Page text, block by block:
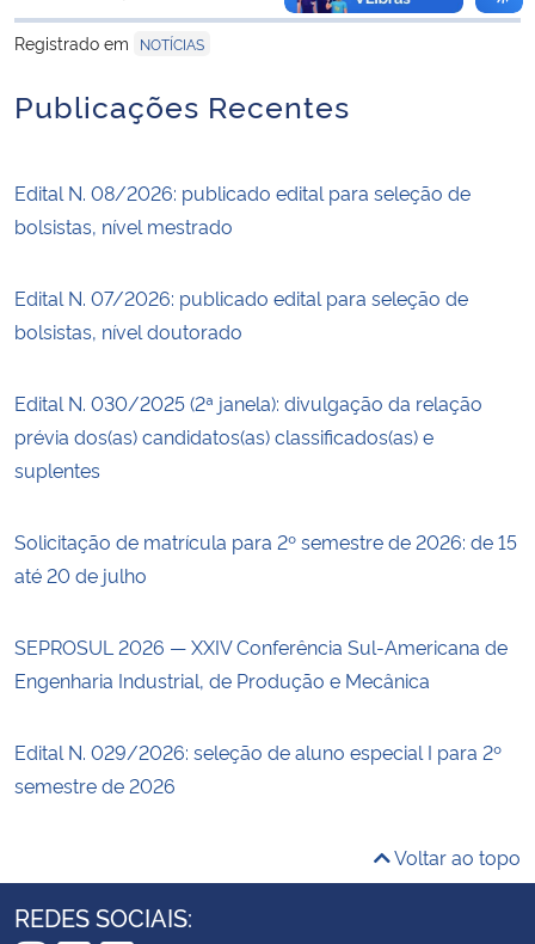
para área de
Registrado em
NOTÍCIAS
Publicações Recentes
Edital N. 08/2026: publicado edital para seleção de
bolsistas, nível mestrado
Edital N. 07/2026: publicado edital para seleção de
bolsistas, nível doutorado
Edital N. 030/2025 (2ª janela): divulgação da relação
prévia dos(as) candidatos(as) classificados(as) e
suplentes
Solicitação de matrícula para 2º semestre de 2026: de 15
até 20 de julho
SEPROSUL 2026 — XXIV Conferência Sul-Americana de
Engenharia Industrial, de Produção e Mecânica
Edital N. 029/2026: seleção de aluno especial I para 2º
semestre de 2026
Voltar ao topo
REDES SOCIAIS: